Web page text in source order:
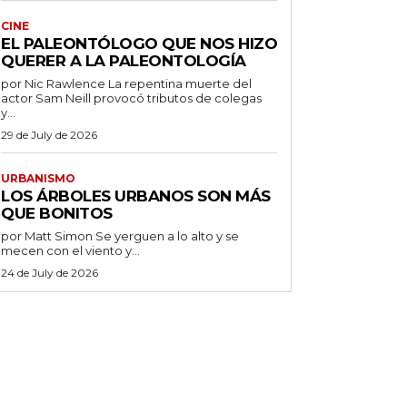
CINE
EL PALEONTÓLOGO QUE NOS HIZO
QUERER A LA PALEONTOLOGÍA
por Nic Rawlence La repentina muerte del
actor Sam Neill provocó tributos de colegas
y...
29 de July de 2026
URBANISMO
LOS ÁRBOLES URBANOS SON MÁS
QUE BONITOS
por Matt Simon Se yerguen a lo alto y se
mecen con el viento y...
24 de July de 2026